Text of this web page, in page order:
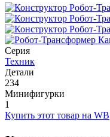
Серия
Техник
Детали
234
Минифигурки
1
Купить этот товар на WB